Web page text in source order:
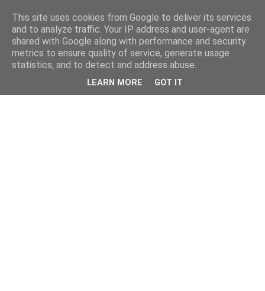
This site uses cookies from Google to deliver its services
and to analyze traffic. Your IP address and user-agent are
shared with Google along with performance and security
metrics to ensure quality of service, generate usage
statistics, and to detect and address abuse.
LEARN MORE GOT IT